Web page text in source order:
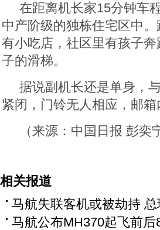
在距离机长家15分钟车
中产阶级的独栋住宅区中
有小吃店，社区里有孩子
子的滑梯。
据说副机长还是单身，
紧闭，门铃无人相应，邮
（来源：中国日报 彭奕
相关报道
马航失联客机或被劫持
马航公布MH370起飞前